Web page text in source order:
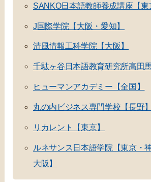
SANKO日本語教師養成講座【東
J国際学院【大阪・愛知】
清風情報工科学院【大阪】
千駄ヶ谷日本語教育研究所高田
ヒューマンアカデミー【全国】
丸の内ビジネス専門学校【長野】
リカレント【東京】
ルネサンス日本語学院【東京・
大阪】